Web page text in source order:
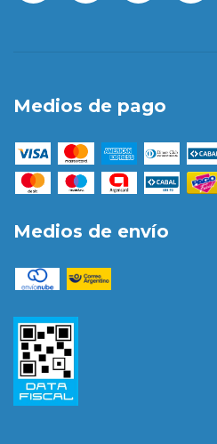
Medios de pago
Medios de envío